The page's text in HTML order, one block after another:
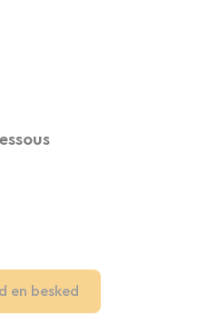
en besked